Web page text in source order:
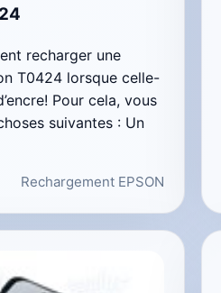
recharger une
T0424 lorsque celle-
Pour cela, vous
suivantes : Un
Rechargement EPSON